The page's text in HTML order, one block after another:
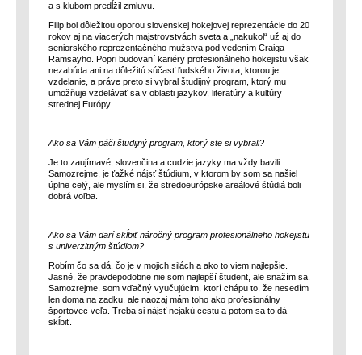
a s klubom predĺžil zmluvu.
Filip bol dôležitou oporou slovenskej hokejovej reprezentácie do 20
rokov aj na viacerých majstrovstvách sveta a „nakukol“ už aj do
seniorského reprezentačného mužstva pod vedením Craiga
Ramsayho. Popri budovaní kariéry profesionálneho hokejistu však
nezabúda ani na dôležitú súčasť ľudského života, ktorou je
vzdelanie, a práve preto si vybral študijný program, ktorý mu
umožňuje vzdelávať sa v oblasti jazykov, literatúry a kultúry
strednej Európy.
Ako sa Vám páči študijný program, ktorý ste si vybrali?
Je to zaujímavé, slovenčina a cudzie jazyky ma vždy bavili.
Samozrejme, je ťažké nájsť štúdium, v ktorom by som sa našiel
úplne celý, ale myslím si, že stredoeurópske areálové štúdiá boli
dobrá voľba.
Ako sa Vám darí skĺbiť náročný program profesionálneho hokejistu
s univerzitným štúdiom?
Robím čo sa dá, čo je v mojich silách a ako to viem najlepšie.
Jasné, že pravdepodobne nie som najlepší študent, ale snažím sa.
Samozrejme, som vďačný vyučujúcim, ktorí chápu to, že nesedím
len doma na zadku, ale naozaj mám toho ako profesionálny
športovec veľa. Treba si nájsť nejakú cestu a potom sa to dá
skĺbiť.